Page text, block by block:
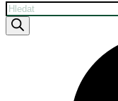
Products
search